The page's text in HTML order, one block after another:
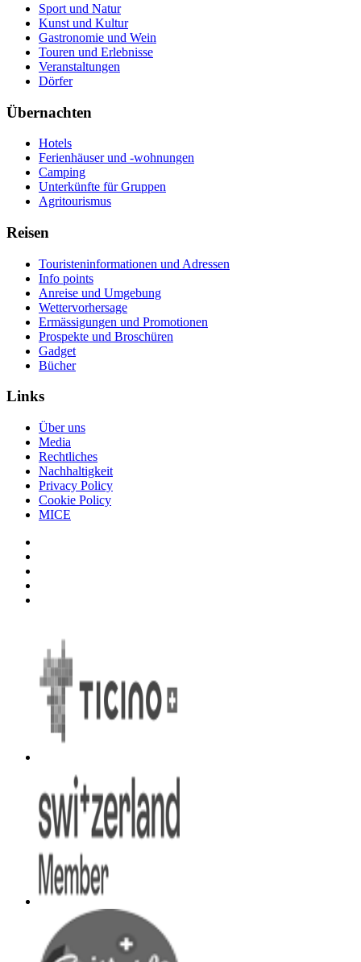
Sport und Natur
Kunst und Kultur
Gastronomie und Wein
Touren und Erlebnisse
Veranstaltungen
Dörfer
Übernachten
Hotels
Ferienhäuser und -wohnungen
Camping
Unterkünfte für Gruppen
Agritourismus
Reisen
Touristeninformationen und Adressen
Info points
Anreise und Umgebung
Wettervorhersage
Ermässigungen und Promotionen
Prospekte und Broschüren
Gadget
Bücher
Links
Über uns
Media
Rechtliches
Nachhaltigkeit
Privacy Policy
Cookie Policy
MICE